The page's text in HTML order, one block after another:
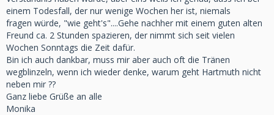
einem Todesfall, der nur wenige Wochen her ist, niemals
fragen würde, "wie geht's"....Gehe nachher mit einem guten alten
Freund ca. 2 Stunden spazieren, der nimmt sich seit vielen
Wochen Sonntags die Zeit dafür.
Bin ich auch dankbar, muss mir aber auch oft die Tränen
wegblinzeln, wenn ich wieder denke, warum geht Hartmuth nicht
neben mir ??
Ganz liebe Grüße an alle
Monika